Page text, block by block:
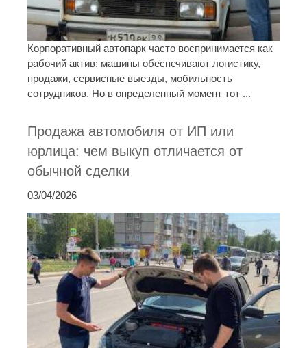
Корпоративный автопарк часто воспринимается как
рабочий актив: машины обеспечивают логистику,
продажи, сервисные выезды, мобильность
сотрудников. Но в определенный момент тот ...
Продажа автомобиля от ИП или
юрлица: чем выкуп отличается от
обычной сделки
03/04/2026